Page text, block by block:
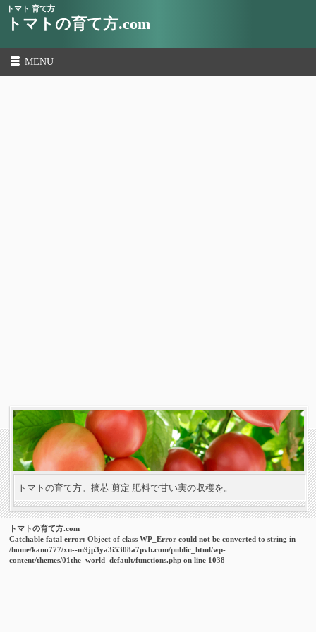
トマト 育て方
トマトの育て方.com
MENU
トマトの育て方。摘芯 剪定 肥料で甘い実の収穫を。
トマトの育て方.com
Catchable fatal error: Object of class WP_Error could not be converted to string in
/home/kano777/xn--m9jp3ya3i5308a7pvb.com/public_html/wp-
content/themes/01the_world_default/functions.php on line 1038